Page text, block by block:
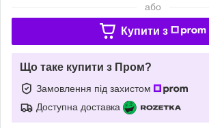
або
Купити з
Що таке купити з Пром?
Замовлення під захистом
Доступна доставка